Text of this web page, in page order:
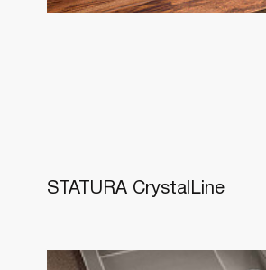
STATURA CrystalLine